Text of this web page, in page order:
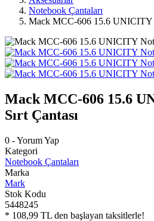
Notebook Çantaları
Mack MCC-606 15.6 UNICITY
Mack MCC-606 15.6
Sırt Çantası
0 - Yorum Yap
Kategori
Notebook Çantaları
Marka
Mark
Stok Kodu
5448245
* 108,99 TL den başlayan taksitlerle!